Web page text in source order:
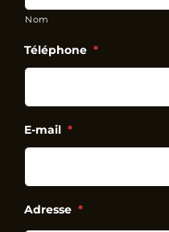
Nom
Téléphone *
E-mail *
Adresse *